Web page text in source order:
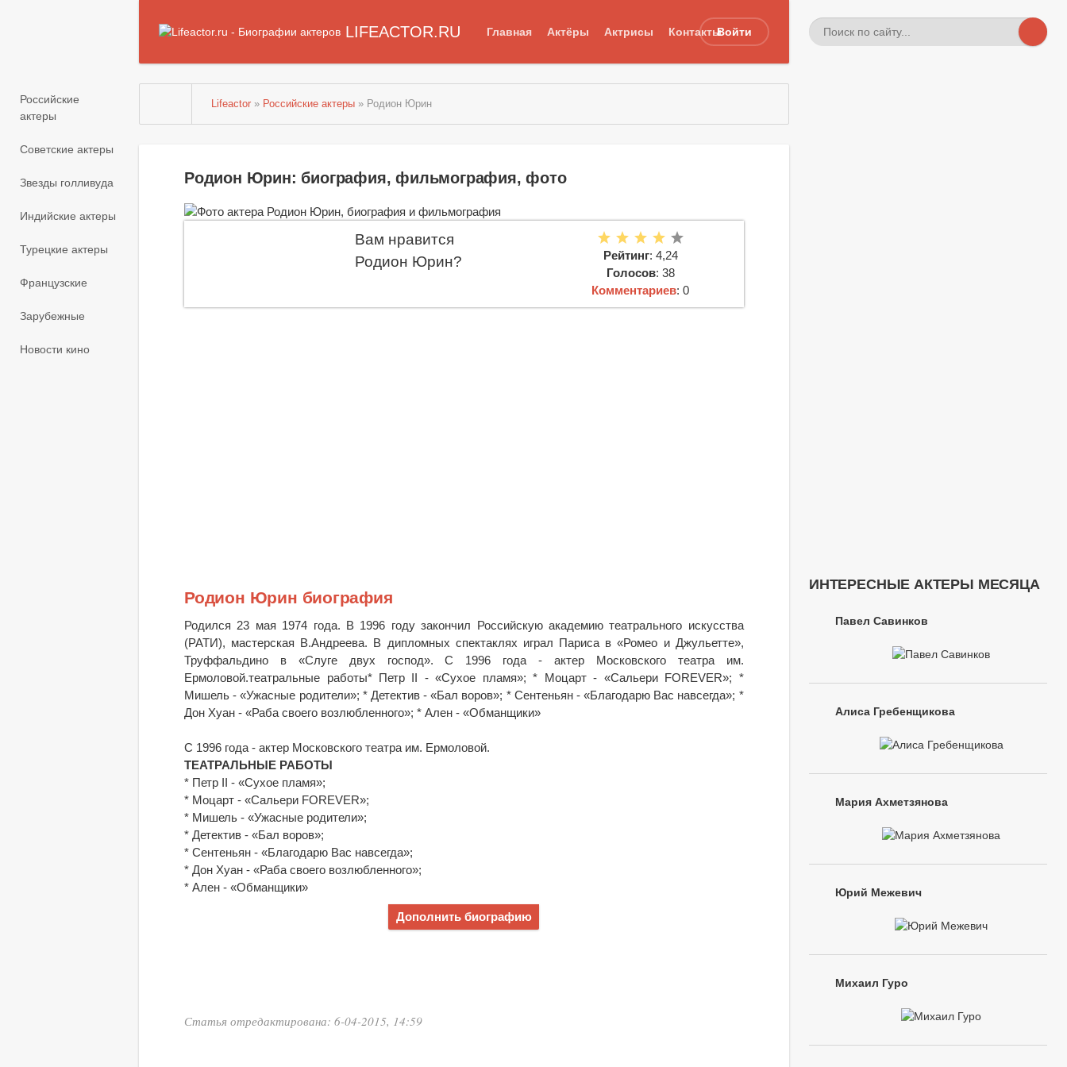
LIFEACTOR.RU Главная Актёры Актрисы КонтактыВойти
Российские
актеры
Советские актеры
Звезды голливуда
Индийские актеры
Турецкие актеры
Французские
Зарубежные
Новости кино
Lifeactor » Российские актеры » Родион Юрин
Родион Юрин: биография, фильмография, фото
Вам нравится
Родион Юрин?
Рейтинг: 4,24
Голосов: 38
Комментариев: 0
Родион Юрин биография
Родился 23 мая 1974 года. В 1996 году закончил Российскую академию театрального искусства
(РАТИ), мастерская В.Андреева. В дипломных спектаклях играл Париса в «Ромео и Джульетте»,
Труффальдино в «Слуге двух господ». С 1996 года - актер Московского театра им.
Ермоловой.театральные работы* Петр II - «Сухое пламя»; * Моцарт - «Сальери FOREVER»; *
Мишель - «Ужасные родители»; * Детектив - «Бал воров»; * Сентеньян - «Благодарю Вас навсегда»; *
Дон Хуан - «Раба своего возлюбленного»; * Ален - «Обманщики»
С 1996 года - актер Московского театра им. Ермоловой.
ТЕАТРАЛЬНЫЕ РАБОТЫ
* Петр II - «Сухое пламя»;
* Моцарт - «Сальери FOREVER»;
* Мишель - «Ужасные родители»;
* Детектив - «Бал воров»;
* Сентеньян - «Благодарю Вас навсегда»;
* Дон Хуан - «Раба своего возлюбленного»;
* Ален - «Обманщики»
Дополнить биографию
Статья отредактирована: 6-04-2015, 14:59
ИНТЕРЕСНЫЕ АКТЕРЫ МЕСЯЦА
Павел Савинков
Алиса Гребенщикова
Мария Ахметзянова
Юрий Межевич
Михаил Гуро